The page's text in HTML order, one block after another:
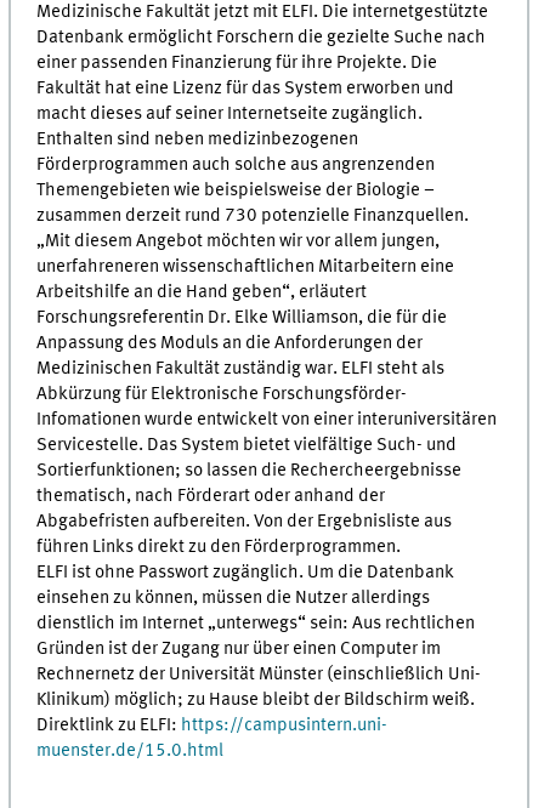
Medizinische Fakultät jetzt mit ELFI. Die internetgestützte
Datenbank ermöglicht Forschern die gezielte Suche nach
einer passenden Finanzierung für ihre Projekte. Die
Fakultät hat eine Lizenz für das System erworben und
macht dieses auf seiner Internetseite zugänglich.
Enthalten sind neben medizinbezogenen
Förderprogrammen auch solche aus angrenzenden
Themengebieten wie beispielsweise der Biologie –
zusammen derzeit rund 730 potenzielle Finanzquellen.
„Mit diesem Angebot möchten wir vor allem jungen,
unerfahreneren wissenschaftlichen Mitarbeitern eine
Arbeitshilfe an die Hand geben“, erläutert
Forschungsreferentin Dr. Elke Williamson, die für die
Anpassung des Moduls an die Anforderungen der
Medizinischen Fakultät zuständig war. ELFI steht als
Abkürzung für Elektronische Forschungsförder-
Infomationen wurde entwickelt von einer interuniversitären
Servicestelle. Das System bietet vielfältige Such- und
Sortierfunktionen; so lassen die Rechercheergebnisse
thematisch, nach Förderart oder anhand der
Abgabefristen aufbereiten. Von der Ergebnisliste aus
führen Links direkt zu den Förderprogrammen.
ELFI ist ohne Passwort zugänglich. Um die Datenbank
einsehen zu können, müssen die Nutzer allerdings
dienstlich im Internet „unterwegs“ sein: Aus rechtlichen
Gründen ist der Zugang nur über einen Computer im
Rechnernetz der Universität Münster (einschließlich Uni-
Klinikum) möglich; zu Hause bleibt der Bildschirm weiß.
Direktlink zu ELFI: https://campusintern.uni-
muenster.de/15.0.html